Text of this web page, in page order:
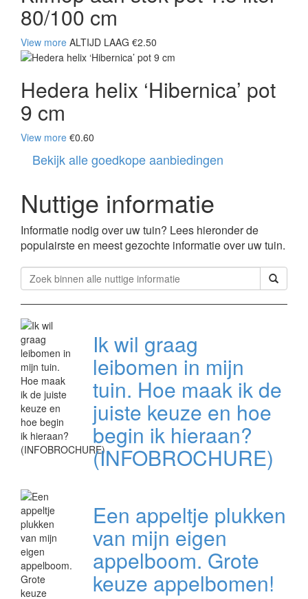
80/100 cm
View more ALTIJD LAAG €2.50
Hedera helix ‘Hibernica’ pot
9 cm
View more €0.60
Bekijk alle goedkope aanbiedingen
Nuttige informatie
Informatie nodig over uw tuin? Lees hieronder de
populairste en meest gezochte informatie over uw tuin.
Ik wil graag
leibomen in mijn
tuin. Hoe maak ik de
juiste keuze en hoe
begin ik hieraan?
(INFOBROCHURE)
Een appeltje plukken
van mijn eigen
appelboom. Grote
keuze appelbomen!